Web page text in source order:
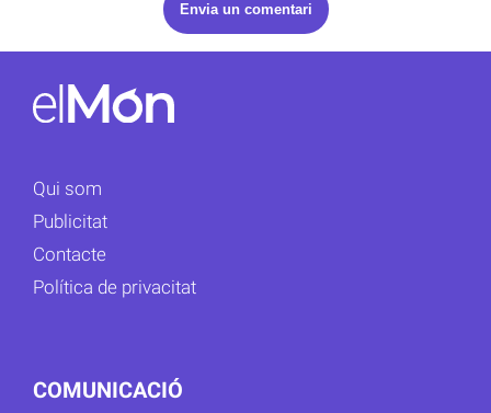
Qui som
Publicitat
Contacte
Política de privacitat
COMUNICACIÓ